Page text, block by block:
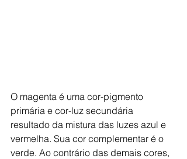
O magenta é uma cor-pigmento
primária e cor-luz secundária
resultado da mistura das luzes azul e
vermelha. Sua cor complementar é o
verde. Ao contrário das demais cores,